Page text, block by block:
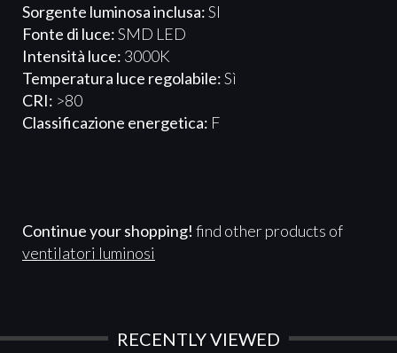
Sorgente luminosa inclusa:SI
Fonte di luce:SMD LED
Intensità luce: 3000K
Temperatura luce regolabile:Sì
CRI: >80
Classificazione energetica: F
Continue your shopping! find other products of
ventilatori luminosi
RECENTLY VIEWED